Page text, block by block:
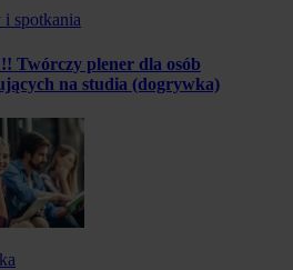
i spotkania
Twórczy plener dla osób
na studia (dogrywka)